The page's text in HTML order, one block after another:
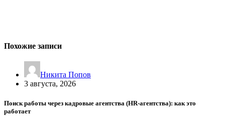
Похожие записи
Никита Попов
3 августа, 2026
Поиск работы через кадровые агентства (HR-агентства): как это
работает